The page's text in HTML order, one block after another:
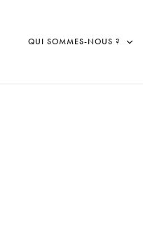
QUI SOMMES-NOUS ?